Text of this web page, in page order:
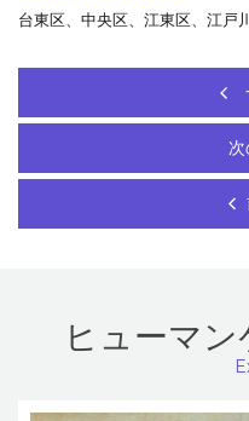
台東区、中央区、江東区、江戸
ヒューマ